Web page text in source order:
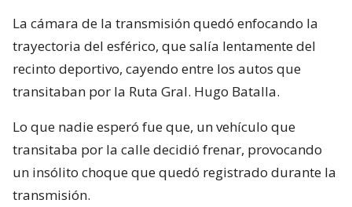
La cámara de la transmisión quedó enfocando la
trayectoria del esférico, que salía lentamente del
recinto deportivo, cayendo entre los autos que
transitaban por la Ruta Gral. Hugo Batalla.
Lo que nadie esperó fue que, un vehículo que
transitaba por la calle decidió frenar, provocando
un insólito choque que quedó registrado durante la
transmisión.